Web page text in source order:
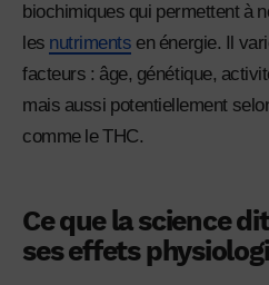
biochimiques qui permettent à
les nutriments en énergie. Il
facteurs : âge, génétique,
mais aussi potentiellement
comme le THC.
Ce que la science
ses effets